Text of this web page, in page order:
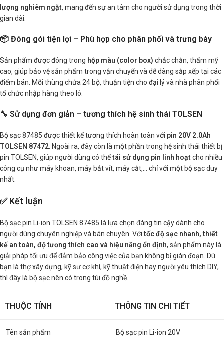
lượng nghiêm ngặt, mang đến sự an tâm cho người sử dụng trong thời
gian dài.
📦 Đóng gói tiện lợi – Phù hợp cho phân phối và trưng bày
Sản phẩm được đóng trong hộp màu (color box) chắc chắn, thẩm mỹ
cao, giúp bảo vệ sản phẩm trong vận chuyển và dễ dàng sắp xếp tại các
điểm bán. Mỗi thùng chứa 24 bộ, thuận tiện cho đại lý và nhà phân phối
tổ chức nhập hàng theo lô.
🔧 Sử dụng đơn giản – tương thích hệ sinh thái TOLSEN
Bộ sạc 87485 được thiết kế tương thích hoàn toàn với pin 20V 2.0Ah
TOLSEN 87472 . Ngoài ra, đây còn là một phần trong hệ sinh thái thiết bị
pin TOLSEN, giúp người dùng có thểtái sử dụng pin linh hoạt cho nhiều
công cụ như máy khoan, máy bắt vít, máy cắt,… chỉ với một bộ sạc duy
nhất.
✅ Kết luận
Bộ sạc pin Li-ion TOLSEN 87485 là lựa chọn đáng tin cậy dành cho
người dùng chuyên nghiệp và bán chuyên. Vớitốc độ sạc nhanh, thiết
kế an toàn, độ tương thích cao và hiệu năng ổn định, sản phẩm này là
giải pháp tối ưu để đảm bảo công việc của bạn không bị gián đoạn. Dù
bạn là thợ xây dựng, kỹ sư cơ khí, kỹ thuật điện hay người yêu thích DIY,
thì đây là bộ sạc nên có trong túi đồ nghề.
THUỘC TÍNH THÔNG TIN CHI TIẾT
Tên sản phẩm Bộ sạc pin Li-ion 20V